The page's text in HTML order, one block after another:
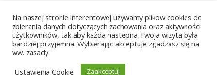
© 2026 ZST Radom. Built using WordPress andEmpowerWP
Na naszej stronie interentowej używamy plikow cookies do
zbierania danych dotyczących zachowania oraz aktywności
użytkowników, tak aby każda następna Twoja wizyta była
bardziej przyjemna. Wybierając akceptuje zgadzasz się na
ww. zasady.
Ustawienia Cookie
Zaakceptuj